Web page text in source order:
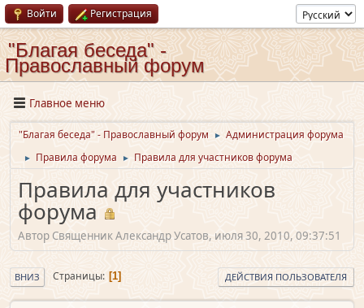
Войти Регистрация
"Благая беседа" -
Православный форум
Главное меню
"Благая беседа" - Православный форум ► Администрация форума
► Правила форума ► Правила для участников форума
Правила для участников
форума
Автор Священник Александр Усатов, июля 30, 2010, 09:37:51
ВНИЗ Страницы 1 ДЕЙСТВИЯ ПОЛЬЗОВАТЕЛЯ